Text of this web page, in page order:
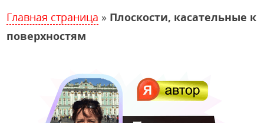
Главная страница » Плоскости, касательные к
поверхностям